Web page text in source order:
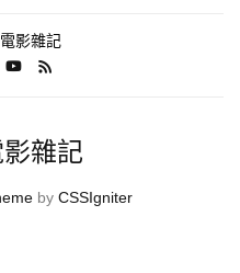
影雜記
雜記
by CSSIgniter